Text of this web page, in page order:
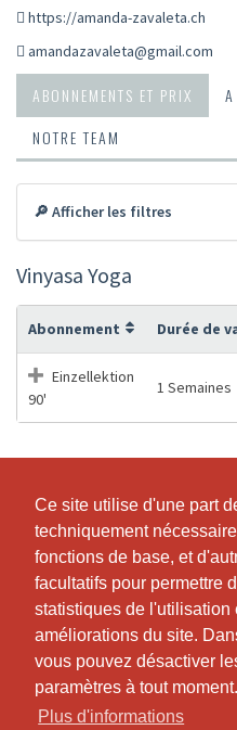
Ce site utilise d'une part
techniquement
fonctions de base, et
facultatifs pour permettre
statistiques de l'utilisation
améliorations du site.
vous pouvez désactiver
paramètres à tout moment.
Plus d'informations
Ce site utilise d'une part
techniquement
fonctions de base, et
facultatifs pour permettre
statistiques de l'utilisation
améliorations du site.
vous pouvez désactiver
paramètres à tout moment.
Plus d'informations
https://amanda-zavaleta.ch
amandazavaleta@gmail.com
ABONNEMENTS ET PRIX
NOTRE TEAM
🔎 Afficher les filtres
Vinyasa Yoga
Abonnement Durée de
Einzellektion
90'
1 Semaines
© SportsNow® 2026. Le logiciel